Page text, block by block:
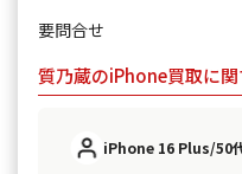
要問合せ
質乃蔵のiPhone買取に
iPhone 16 Plus/50